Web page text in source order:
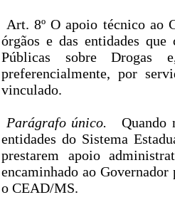
Art. 8º O apoio técnico ao
órgãos e das entidades
Públicas sobre Drogas
preferencialmente, por
vinculado.
Parágrafo único.
Quando
entidades do Sistema
prestarem apoio
encaminhado ao
o CEAD/MS.